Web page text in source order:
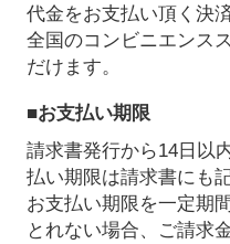
代金をお支払い頂く決
全国のコンビニエンス
だけます。
■お支払い期限
請求書発行から14日以
払い期限は請求書にも
お支払い期限を一定期
とれない場合、ご請求